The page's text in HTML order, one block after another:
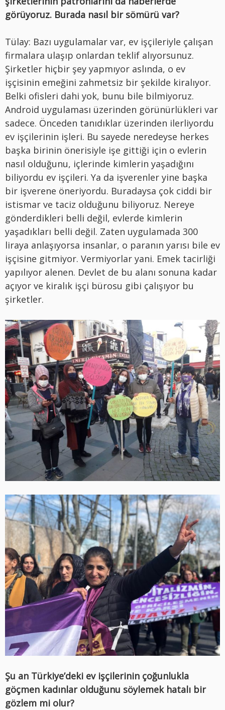
görüyoruz. Burada nasıl bir sömürü var?
Tülay: Bazı uygulamalar var, ev işçileriyle çalışan
firmalara ulaşıp onlardan teklif alıyorsunuz.
Şirketler hiçbir şey yapmıyor aslında, o ev
işçisinin emeğini zahmetsiz bir şekilde kiralıyor.
Belki ofisleri dahi yok, bunu bile bilmiyoruz.
Android uygulaması üzerinden görünürlükleri var
sadece. Önceden tanıdıklar üzerinden ilerliyordu
ev işçilerinin işleri. Bu sayede neredeyse herkes
başka birinin önerisiyle işe gittiği için o evlerin
nasıl olduğunu, içlerinde kimlerin yaşadığını
biliyordu ev işçileri. Ya da işverenler yine başka
bir işverene öneriyordu. Buradaysa çok ciddi bir
istismar ve taciz olduğunu biliyoruz. Nereye
gönderdikleri belli değil, evlerde kimlerin
yaşadıkları belli değil. Zaten uygulamada 300
liraya anlaşıyorsa insanlar, o paranın yarısı bile ev
işçisine gitmiyor. Vermiyorlar yani. Emek tacirliği
yapılıyor alenen. Devlet de bu alanı sonuna kadar
açıyor ve kiralık işçi bürosu gibi çalışıyor bu
şirketler.
Şu an Türkiye’deki ev işçilerinin çoğunlukla
göçmen kadınlar olduğunu söylemek hatalı bir
gözlem mi olur?